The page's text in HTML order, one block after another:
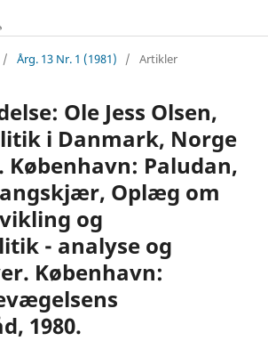
/ Årg. 13 Nr. 1 (1981) / Artikler
Ole Jess Olsen,
i Danmark, Norge
København: Paludan,
Oplæg om
og
- analyse og
København:
1980.